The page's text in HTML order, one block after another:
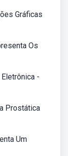
Gráficas
Os
-
Prostática
Um